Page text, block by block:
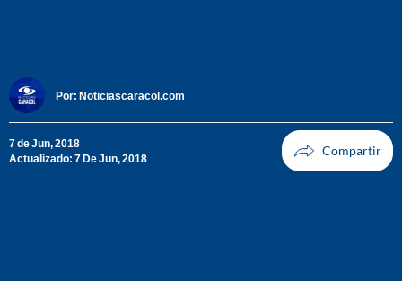
Por: Noticiascaracol.com
7 de Jun, 2018
Actualizado: 7 De Jun, 2018